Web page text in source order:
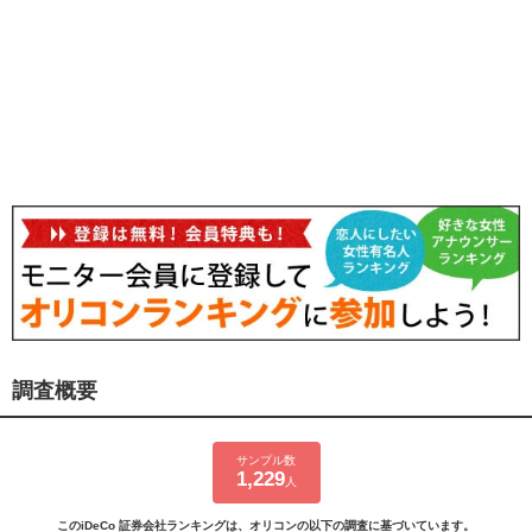
調査概要
サンプル数
1,229人
このiDeCo 証券会社ランキングは、オリコンの以下の調査に基づいています。